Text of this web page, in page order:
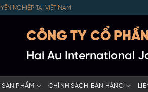
NGHIỆP TẠI VIỆT NAM
CÔNG TY CỔ
Hai Au International
SẢN PHẨM CHÍNH SÁCH BÁN HÀNG